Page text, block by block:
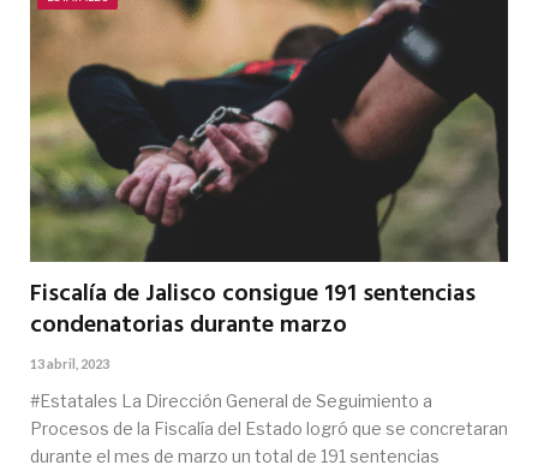
Fiscalía de Jalisco consigue 191 sentencias
condenatorias durante marzo
13 abril, 2023
#Estatales La Dirección General de Seguimiento a
Procesos de la Fiscalía del Estado logró que se concretaran
durante el mes de marzo un total de 191 sentencias